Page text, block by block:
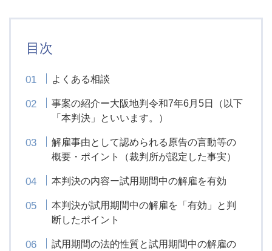
目次
よくある相談
事案の紹介ー大阪地判令和7年6月5日（以下
「本判決」といいます。）
解雇事由として認められる原告の言動等の
概要・ポイント（裁判所が認定した事実）
本判決の内容ー試用期間中の解雇を有効
本判決が試用期間中の解雇を「有効」と判
断したポイント
試用期間の法的性質と試用期間中の解雇の